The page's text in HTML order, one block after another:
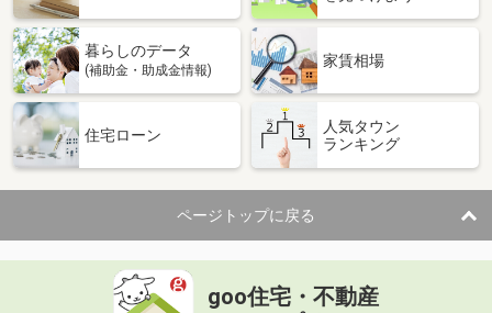
暮らしのデータ
(補助金・助成金情報)
家賃相場
住宅ローン
人気タウン
ランキング
ページトップに戻る
goo住宅・不動産